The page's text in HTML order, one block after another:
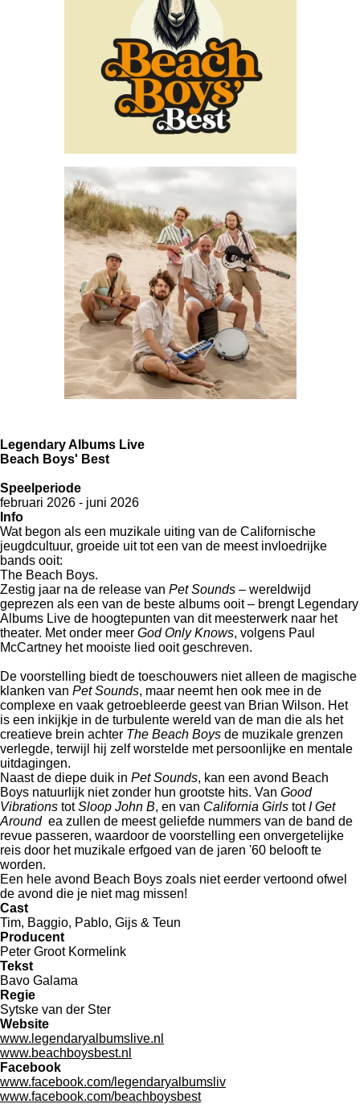
Legendary Albums Live
Beach Boys' Best
Speelperiode
februari 2026 - juni 2026
Info
Wat begon als een muzikale uiting van de Californische
jeugdcultuur, groeide uit tot een van de meest invloedrijke
bands ooit:
The Beach Boys.
Zestig jaar na de release van Pet Sounds – wereldwijd
geprezen als een van de beste albums ooit – brengt Legendary
Albums Live de hoogtepunten van dit meesterwerk naar het
theater. Met onder meer God Only Knows, volgens Paul
McCartney het mooiste lied ooit geschreven.
De voorstelling biedt de toeschouwers niet alleen de magische
klanken van Pet Sounds, maar neemt hen ook mee in de
complexe en vaak getroebleerde geest van Brian Wilson. Het
is een inkijkje in de turbulente wereld van de man die als het
creatieve brein achter The Beach Boys de muzikale grenzen
verlegde, terwijl hij zelf worstelde met persoonlijke en mentale
uitdagingen.
Naast de diepe duik in Pet Sounds, kan een avond Beach
Boys natuurlijk niet zonder hun grootste hits. Van Good
Vibrations tot Sloop John B, en van California Girls tot I Get
Around ea zullen de meest geliefde nummers van de band de
revue passeren, waardoor de voorstelling een onvergetelijke
reis door het muzikale erfgoed van de jaren '60 belooft te
worden.
Een hele avond Beach Boys zoals niet eerder vertoond ofwel
de avond die je niet mag missen!
Cast
Tim, Baggio, Pablo, Gijs & Teun
Producent
Peter Groot Kormelink
Tekst
Bavo Galama
Regie
Sytske van der Ster
Website
www.legendaryalbumslive.nl
www.beachboysbest.nl
Facebook
www.facebook.com/legendaryalbumsliv
www.facebook.com/beachboysbest